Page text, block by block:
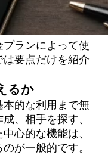
ランによって使
要点だけを紹介
るか
本的な利用まで無
、相手を探す、
心的な機能は、
が一般的です。